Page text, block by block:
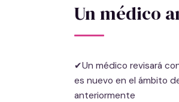
Un médico
✔Un médico revisará
es nuevo en el ámbito
anteriormente